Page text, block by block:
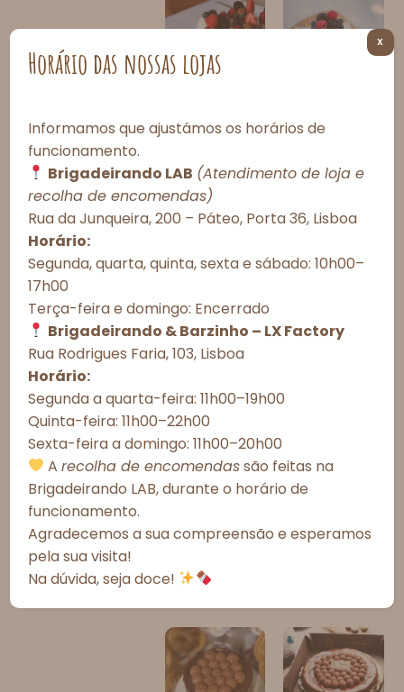
Consentimento de Cookies
Para proporcionar as melhores experiências, utilizamos tecnologias
como cookies para armazenar e/ou acessar informações do
processar dados como comportamento de navegação ou IDs únicos
neste site. A não autorização ou a retirada do consentimento podem
afetar negativamente determinados recursos e funções.
Aceitar todos
Ver preferências
Política de Cookies Política de Privacidade – Brigadeirando
s – Conjunto
de 10
30,00€
– Conjunto
de 4
24,00€
Frasco de
minibrigadei
ros
Conjunto de
Bolo Coração
46,00€–
Bolo grande
78,00€ –
Horário das nossas lojas
Informamos que ajustámos os horários de
funcionamento.
Brigadeirando LAB (Atendimento de loja e
recolha de encomendas)
Rua da Junqueira, 200 – Páteo, Porta 36, Lisboa
Horário:
Segunda, quarta, quinta, sexta e sábado: 10h00–
17h00
Terça-feira e domingo: Encerrado
Brigadeirando & Barzinho – LX Factory
Rua Rodrigues Faria, 103, Lisboa
Horário:
Segunda a quarta-feira: 11h00–19h00
Quinta-feira: 11h00–22h00
Sexta-feira a domingo: 11h00–20h00
Arecolha de encomendassão feitas na
Brigadeirando LAB, durante o horário de
funcionamento.
Agradecemos a sua compreensão e esperamos
pela sua visita!
Na dúvida, seja doce!
X